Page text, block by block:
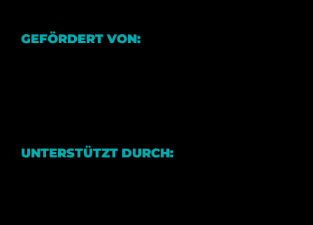
GEFÖRDERT VON:
UNTERSTÜTZT DURCH: